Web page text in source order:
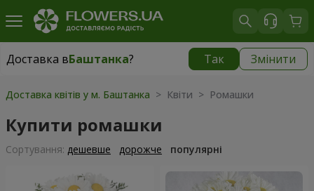
Доставка вБаштанка? Так Змінити
Доставка вБаштанка|
Доставка квітів у м. Баштанка > Квіти > Ромашки
Купити ромашки
Сортування: дешевше дорожче популярні